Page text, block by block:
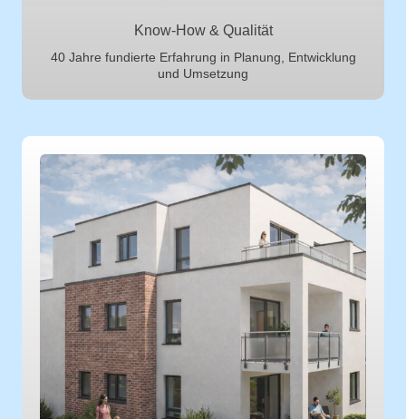
Know-How & Qualität
40 Jahre fundierte Erfahrung in Planung, Entwicklung
und Umsetzung